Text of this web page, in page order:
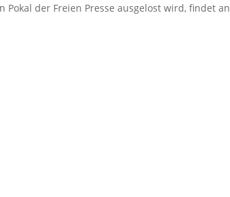
Pokal der Freien Presse ausgelost wird, findet an